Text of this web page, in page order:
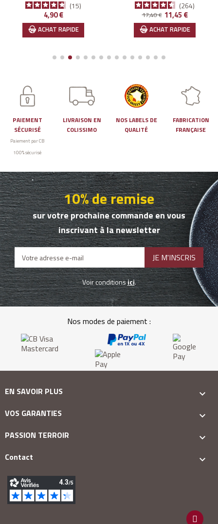
15
Prix
4,90 €
ACHAT RAPIDE
264
Prix de base
17,40 € Prix
11,45 €
ACHAT RAPIDE
PAIEMENT
SÉCURISÉ
Paiement par CB
100% sécurisé
LIVRAISON EN
COLISSIMO
NOS LABELS DE
QUALITÉ
FABRICATION
FRANÇAISE
10% de remise
sur votre prochaine commande en vous
inscrivant à la newsletter
Voir conditionsici.
Nos modes de paiement :
EN SAVOIR PLUS

VOS GARANTIES

PASSION TERROIR

Contact
